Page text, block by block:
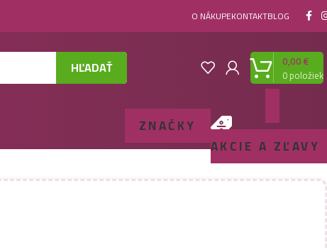
O NÁKUPEKONTAKTBLOG
HĽADAŤ 0položiek
0,00€
ZNAČKY
AKCIE A ZĽAVY